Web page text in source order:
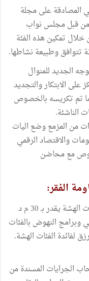
المصادقة على مجلة
من قبل مجلس نواب
تمكين هذه الفئة
تتوافق وطبيعة نشاطها.
الجديد للمنوال
على الابتكار والتجديد
ما تم تكريسه بالخصوص
الناشئة.
من المزمع وضع اليات
والاقتصاد الرقمي
مع محاضن
إحداث برنامج خصوصي للإحاطة بالفئات الهشة يقدر بـ 30 م د
النهوض بالفئات
لفائدة الفئات الهشة.
الجرايات المسندة من